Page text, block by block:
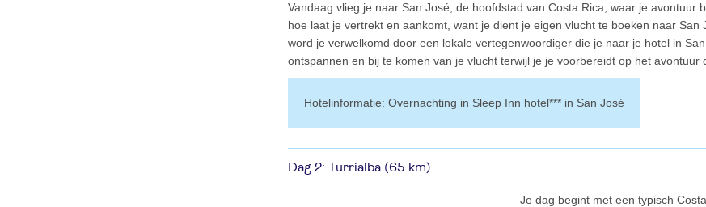
Vandaag vlieg je naar San José, de hoofdstad van Costa Rica, waar je avontuur
hoe laat je vertrekt en aankomt, want je dient je eigen vlucht te boeken naar
word je verwelkomd door een lokale vertegenwoordiger die je naar je hotel in
ontspannen en bij te komen van je vlucht terwijl je je voorbereidt op het avontuur
hotelinformatie: Overnachting in Sleep Inn hotel*** in San José
Dag 2: Turrialba (65 km)
Je dag begint met een typisch